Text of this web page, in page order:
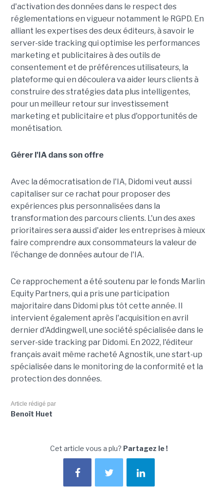
d'activation des données dans le respect des
réglementations en vigueur notamment le RGPD. En
alliant les expertises des deux éditeurs, à savoir le
server-side tracking qui optimise les performances
marketing et publicitaires à des outils de
consentement et de préférences utilisateurs, la
plateforme qui en découlera va aider leurs clients à
construire des stratégies data plus intelligentes,
pour un meilleur retour sur investissement
marketing et publicitaire et plus d'opportunités de
monétisation.
Gérer l'IA dans son offre
Avec la démocratisation de l'IA, Didomi veut aussi
capitaliser sur ce rachat pour proposer des
expériences plus personnalisées dans la
transformation des parcours clients. L'un des axes
prioritaires sera aussi d'aider les entreprises à mieux
faire comprendre aux consommateurs la valeur de
l'échange de données autour de l'IA.
Ce rapprochement a été soutenu par le fonds Marlin
Equity Partners, qui a pris une participation
majoritaire dans Didomi plus tôt cette année. Il
intervient également après l'acquisition en avril
dernier d'Addingwell, une société spécialisée dans le
server-side tracking par Didomi. En 2022, l'éditeur
français avait même racheté Agnostik, une start-up
spécialisée dans le monitoring de la conformité et la
protection des données.
Article rédigé par
Benoît Huet
Cet article vous a plu? Partagez le !